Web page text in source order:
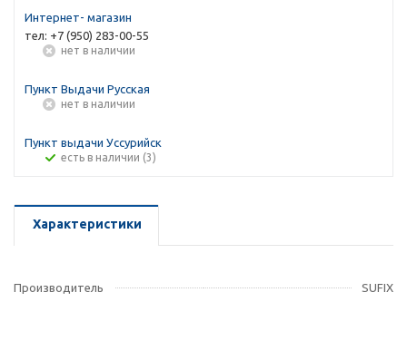
Интернет- магазин
тел: +7 (950) 283-00-55
Нет в наличии
Пункт Выдачи Русская
Нет в наличии
Пункт выдачи Уссурийск
Есть в наличии (3)
Характеристики
Производитель SUFIX